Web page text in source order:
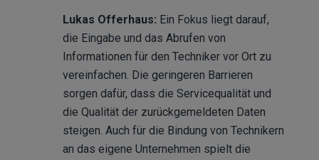
Lukas Offerhaus: Ein Fokus liegt darauf,
die Eingabe und das Abrufen von
Informationen für den Techniker vor Ort zu
vereinfachen. Die geringeren Barrieren
sorgen dafür, dass die Servicequalität und
die Qualität der zurückgemeldeten Daten
steigen. Auch für die Bindung von Technikern
an das eigene Unternehmen spielt die